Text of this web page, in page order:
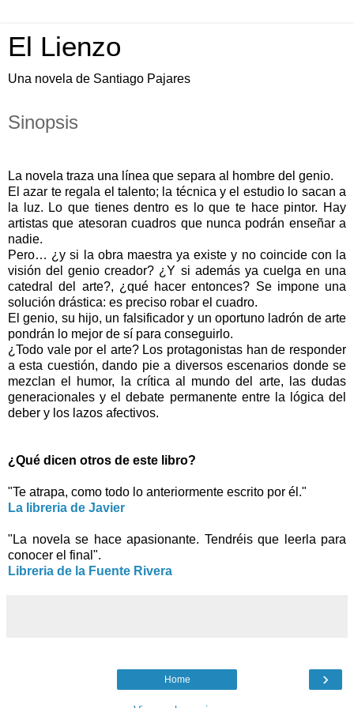
El Lienzo
Una novela de Santiago Pajares
Sinopsis
La novela traza una línea que separa al hombre del genio.
El azar te regala el talento; la técnica y el estudio lo sacan a
la luz. Lo que tienes dentro es lo que te hace pintor. Hay
artistas que atesoran cuadros que nunca podrán enseñar a
nadie.
Pero… ¿y si la obra maestra ya existe y no coincide con la
visión del genio creador? ¿Y si además ya cuelga en una
catedral del arte?, ¿qué hacer entonces? Se impone una
solución drástica: es preciso robar el cuadro.
El genio, su hijo, un falsificador y un oportuno ladrón de arte
pondrán lo mejor de sí para conseguirlo.
¿Todo vale por el arte? Los protagonistas han de responder
a esta cuestión, dando pie a diversos escenarios donde se
mezclan el humor, la crítica al mundo del arte, las dudas
generacionales y el debate permanente entre la lógica del
deber y los lazos afectivos.
¿Qué dicen otros de este libro?
"Te atrapa, como todo lo anteriormente escrito por él."
La libreria de Javier
"La novela se hace apasionante. Tendréis que leerla para
conocer el final".
Libreria de la Fuente Rivera
›
Home